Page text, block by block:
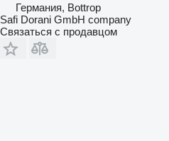
Германия, Bottrop
Safi Dorani GmbH company
Связаться с продавцом